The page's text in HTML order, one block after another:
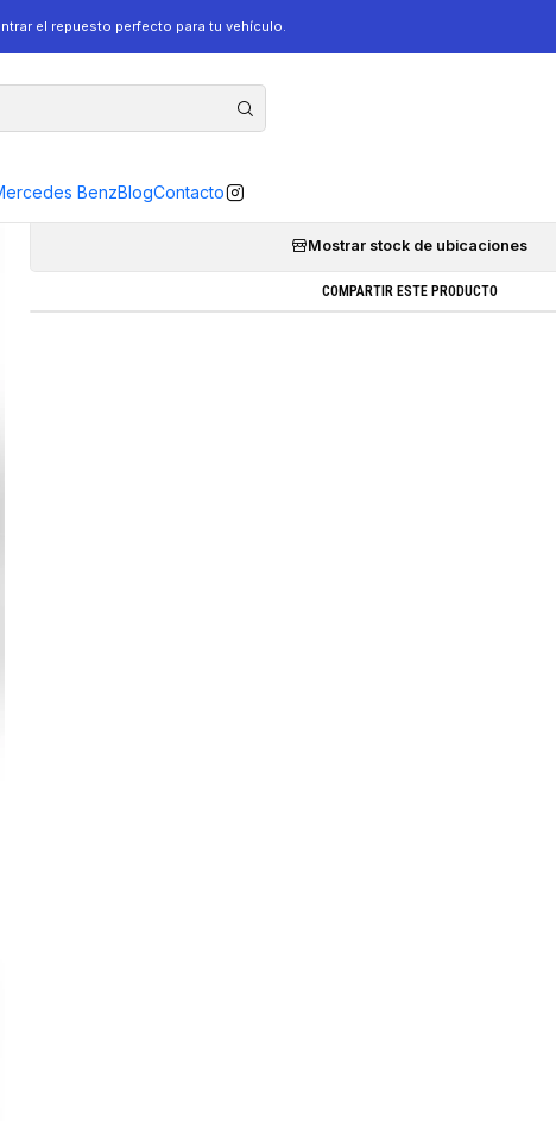
BenzBlogContacto
el repuesto perfecto para tu vehículo.
Intake VAG EA888.4 EVO
Mostrar stock de ubicaciones
COMPARTIR ESTE PRODUCTO